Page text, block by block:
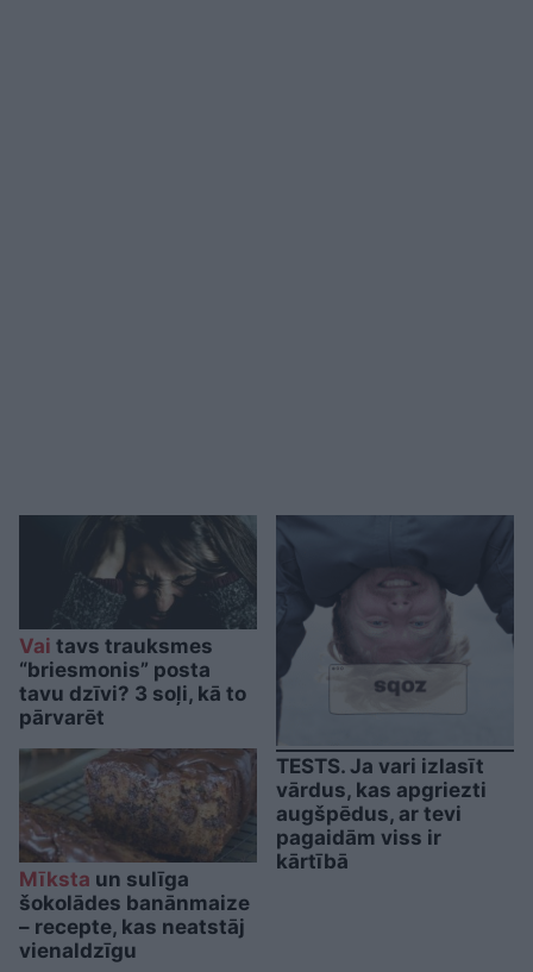
Vai tavs trauksmes
“briesmonis” posta
tavu dzīvi? 3 soļi, kā to
pārvarēt
Mīksta un sulīga
šokolādes banānmaize
– recepte, kas neatstāj
vienaldzīgu
TESTS. Ja vari izlasīt
vārdus, kas apgriezti
augšpēdus, ar tevi
pagaidām viss ir
kārtībā